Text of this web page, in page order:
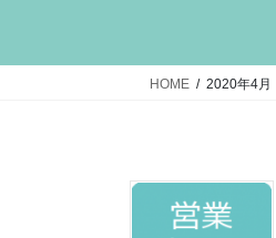
HOME 2020年4月